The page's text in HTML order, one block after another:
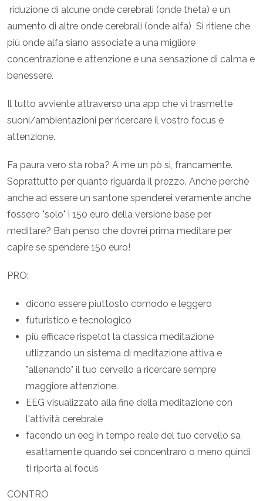
riduzione di alcune onde cerebrali (onde theta) e un
aumento di altre onde cerebrali (onde alfa) Si ritiene che
più onde alfa siano associate a una migliore
concentrazione e attenzione e una sensazione di calma e
benessere.
Il tutto avviente attraverso una app che vi trasmette
suoni/ambientazioni per ricercare il vostro focus e
attenzione.
Fa paura vero sta roba? A me un pò si, francamente.
Soprattutto per quanto riguarda il prezzo. Anche perchè
anche ad essere un santone spenderei veramente anche
fossero "solo" i 150 euro della versione base per
meditare? Bah penso che dovrei prima meditare per
capire se spendere 150 euro!
PRO:
dicono essere piuttosto comodo e leggero
futuristico e tecnologico
più efficace rispetot la classica meditazione
utlizzando un sistema di meditazione attiva e
"allenando" il tuo cervello a ricercare sempre
maggiore attenzione.
EEG visualizzato alla fine della meditazione con
l'attività cerebrale
facendo un eeg in tempo reale del tuo cervello sa
esattamente quando sei concentraro o meno quindi
ti riporta al focus
CONTRO